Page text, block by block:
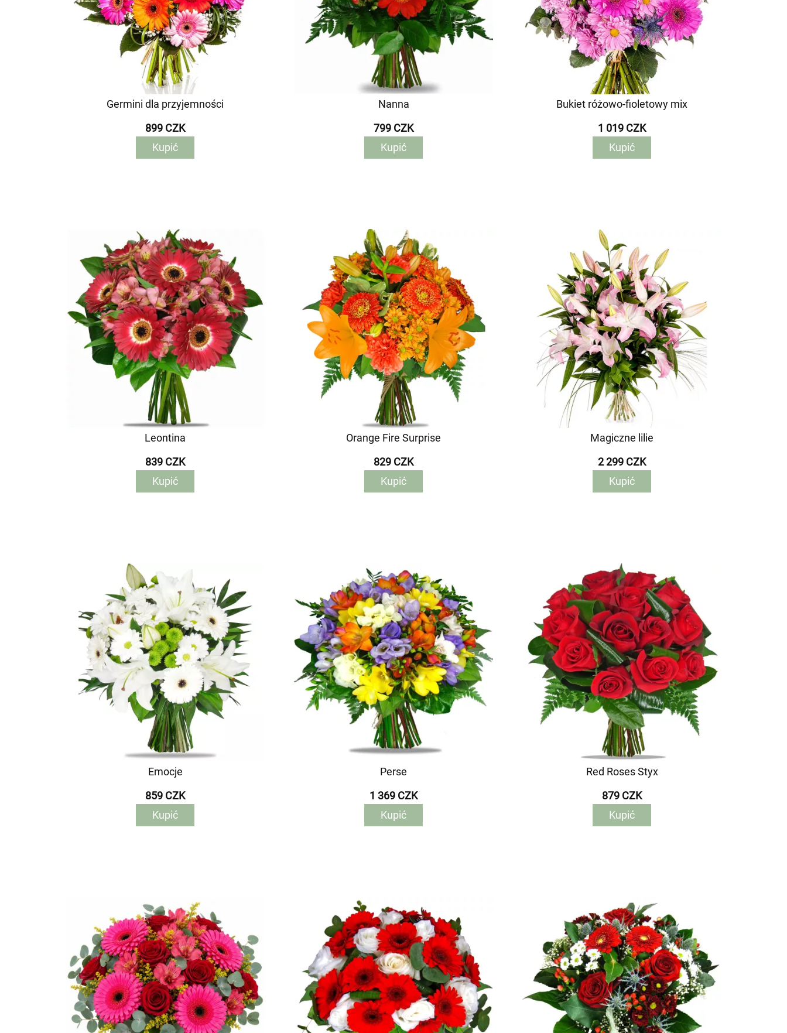
Germini dla przyjemności
899 CZK
Kupić
Nanna
799 CZK
Kupić
Bukiet różowo-fioletowy mix
1 019 CZK
Kupić
Leontina
839 CZK
Kupić
Orange Fire Surprise
829 CZK
Kupić
Magiczne lilie
2 299 CZK
Kupić
Emocje
859 CZK
Kupić
Perse
1 369 CZK
Kupić
Red Roses Styx
879 CZK
Kupić